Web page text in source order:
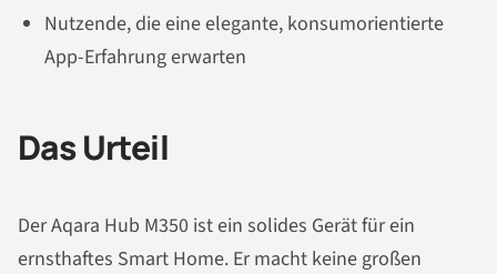
Nutzende, die eine elegante, konsumorientierte
App-Erfahrung erwarten
Das Urteil
Der Aqara Hub M350 ist ein solides Gerät für ein
ernsthaftes Smart Home. Er macht keine großen